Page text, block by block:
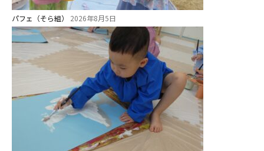
パフェ（そら組） 2026年8月5日